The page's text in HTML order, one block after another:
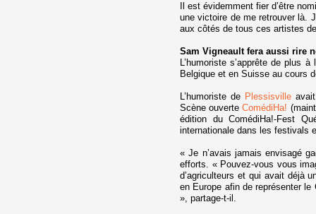
Il est évidemment fier d’être
une victoire de me retrouver là.
aux côtés de tous ces artistes
Sam Vigneault fera aussi rire
L’humoriste s’apprête de plus
Belgique et en Suisse au cours
L’humoriste de Plessisville
Scène ouverteComédiHa!
édition du ComédiHa!-Fest
internationale dans les festivals
« Je n’avais jamais envisagé
efforts. « Pouvez-vous vous
d’agriculteurs et qui avait déjà
en Europe afin de représenter
», partage-t-il.